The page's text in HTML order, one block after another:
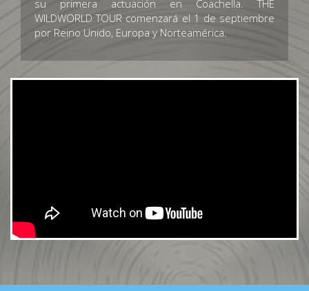
su primera actuación en Coachella. THE
WILDWORLD TOUR comenzará el 1 de septiembre
por Reino Unido, Europa y Norteamérica.